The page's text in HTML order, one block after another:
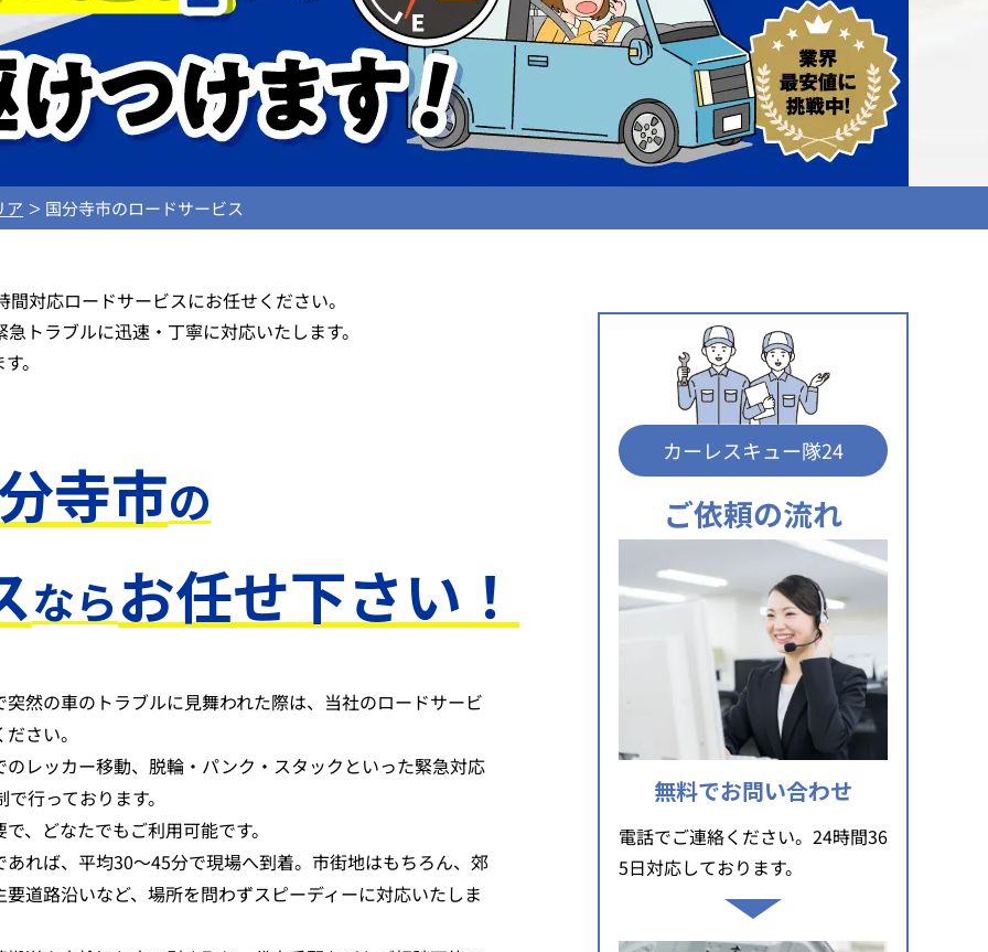
ア 国分寺市のロードサービス
対応ロードサービスにお任せください。
トラブルに迅速・丁寧に対応いたします。
。
寺市の
ならお任せ下さい！
突然の車のトラブルに見舞われた際は、当社のロードサービ
さい。
のレッカー移動、脱輪・パンク・スタックといった緊急対応
行っております。
、どなたでもご利用可能です。
あれば、平均30〜45分で現場へ到着。市街地はもちろん、郊
要道路沿いなど、場所を問わずスピーディーに対応いたしま
カーレスキュー隊24
ご依頼の流れ
無料でお問い合わせ
電話でご連絡ください。24時間36
5日対応しております。